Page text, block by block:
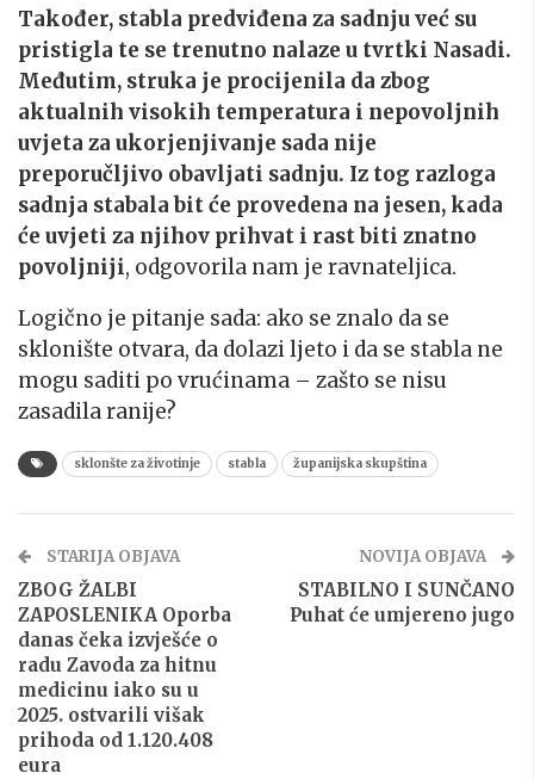
Također, stabla predviđena za sadnju već su
pristigla te se trenutno nalaze u tvrtki Nasadi.
Međutim, struka je procijenila da zbog
aktualnih visokih temperatura i nepovoljnih
uvjeta za ukorjenjivanje sada nije
preporučljivo obavljati sadnju. Iz tog razloga
sadnja stabala bit će provedena na jesen, kada
će uvjeti za njihov prihvat i rast biti znatno
povoljniji, odgovorila nam je ravnateljica.
Logično je pitanje sada: ako se znalo da se
sklonište otvara, da dolazi ljeto i da se stabla ne
mogu saditi po vrućinama – zašto se nisu
zasadila ranije?
sklonšte za životinje stabla županijska skupština
STARIJA OBJAVA
ZBOG ŽALBI
ZAPOSLENIKA Oporba
danas čeka izvješće o
radu Zavoda za hitnu
medicinu iako su u
2025. ostvarili višak
prihoda od 1.120.408
eura
NOVIJA OBJAVA
STABILNO I SUNČANO
Puhat će umjereno jugo